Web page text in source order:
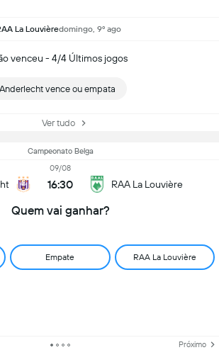
La Louvièredomingo, 9º ago
venceu - 4/4 Últimos jogos
Anderlecht vence ou empata
Ver tudo
Campeonato Belga
09/08
16:30 RAA La Louvière
Quem vai ganhar?
Empate RAA La Louvière
Próximo